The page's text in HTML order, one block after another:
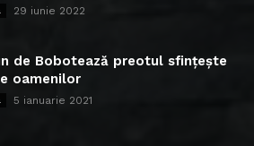
29 iunie 2022
de Bobotează preotul sfințește
oamenilor
5 ianuarie 2021